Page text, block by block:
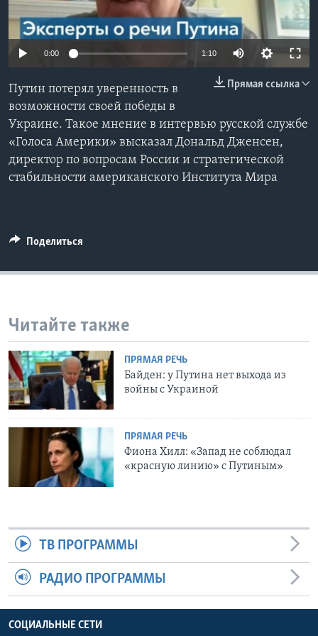
Learning English
Языки
0:00 1:10
Прямая ссылка
Путин потерял уверенность в
возможности своей победы в
Украине. Такое мнение в интервью русской службе
«Голоса Америки» высказал Дональд Дженсен,
директор по вопросам России и стратегической
стабильности американского Института Мира
Поделиться
Читайте также
ПРЯМАЯ РЕЧЬ
Байден: у Путина нет выхода из
войны с Украиной
ПРЯМАЯ РЕЧЬ
Фиона Хилл: «Запад не соблюдал
«красную линию» с Путиным»
ТВ ПРОГРАММЫ
РАДИО ПРОГРАММЫ
СОЦИАЛЬНЫЕ СЕТИ